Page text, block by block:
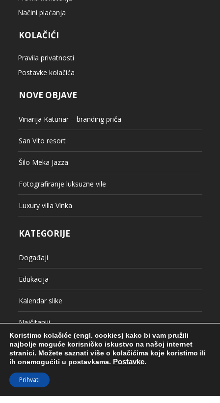
NOVE OBJAVE
Vinarija Katunar – branding priča
San Vito resort
Šilo Meka Jazza
Fotografiranje luksuzne vile
Luxury villa Vinka
KATEGORIJE
Događaji
Edukacija
Kalendar slike
Najčitaniji
Projekti
Putopis
Razgovori
Referentni radovi
Uncategorized
Vjenčanja
VLOG
Koristimo kolačiće (engl. cookies) kako bi vam pružili
najbolje moguće korisničko iskustvo na našoj internet
stranici. Možete saznati više o kolačićima koje koristimo ili
ih onemogućiti u postavkama. Postavke.
Prihvati